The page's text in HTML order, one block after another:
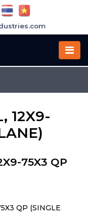
12X9-
75X3 QP
QP (SINGLE